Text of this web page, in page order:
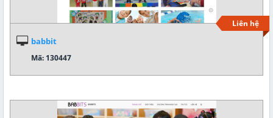
Liên hệ
babbit
Mã: 130447